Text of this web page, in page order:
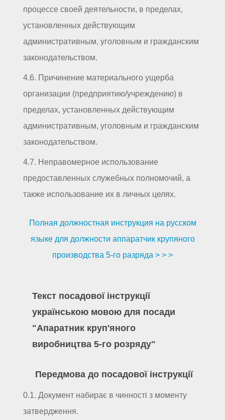
процессе своей деятельности, в пределах,
установленных действующим
административным, уголовным и гражданским
законодательством.
4.6. Причинение материального ущерба
организации (предприятию/учреждению) в
пределах, установленных действующим
административным, уголовным и гражданским
законодательством.
4.7. Неправомерное использование
предоставленных служебных полномочий, а
также использование их в личных целях.
Полная должностная инструкция на русском
языке для должности аппаратчик крупяного
производства 5-го разряда > > >
Текст посадової інструкції
українською мовою для посади
"Апаратник круп'яного
виробництва 5-го розряду"
Передмова до посадової інструкції
0.1. Документ набирає в чинності з моменту
затвердження.